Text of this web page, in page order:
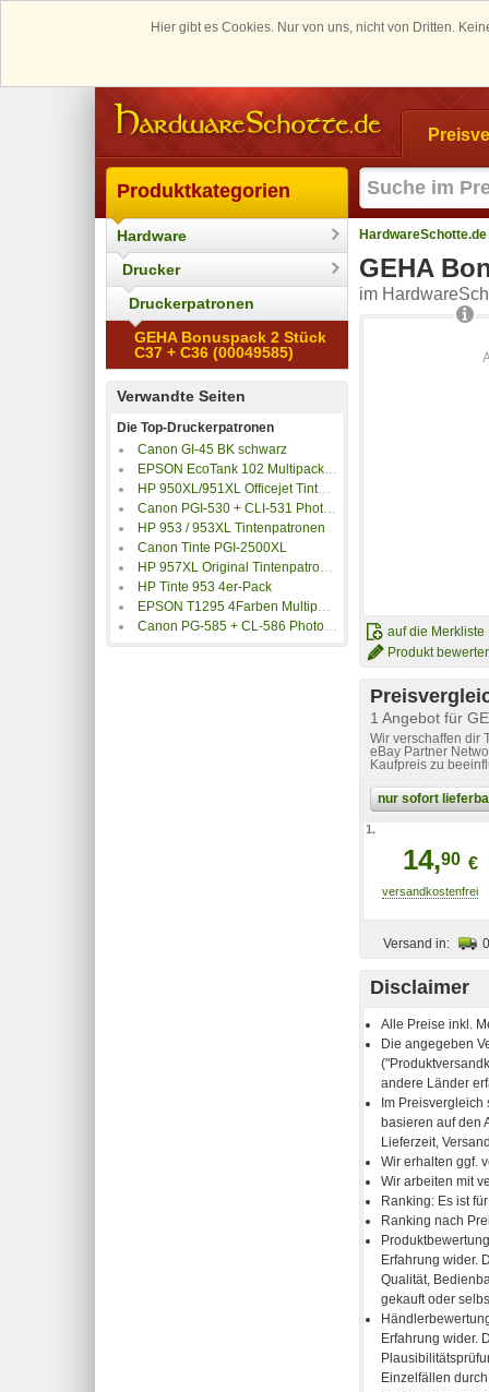
Hier gibt es Cookies. Nur von uns, nicht von Dritten.
Produktkategorien
Hardware
Drucker
Druckerpatronen
GEHA Bonuspack 2 Stück
C37 + C36 (00049585)
Verwandte Seiten
Die Top-Druckerpatronen
Canon GI-45 BK schwarz
EPSON EcoTank 102 Multipack 337ml
HP 950XL/951XL Officejet Tintenpatronen
Canon PGI-530 + CLI-531 Photo Value Pack
HP 953 / 953XL Tintenpatronen
Canon Tinte PGI-2500XL
HP 957XL Original Tintenpatrone schwarz
HP Tinte 953 4er-Pack
EPSON T1295 4Farben Multipack
Canon PG-585 + CL-586 Photo Value Pack
HardwareSchotte.de
GEHA
im
auf die Merkliste
Produkt
1 Angebot für
Wir verschaffen dir
eBay Partner
Kaufpreis zu
nur sofort
1.
14,90 €
Versand in:
Disclaimer